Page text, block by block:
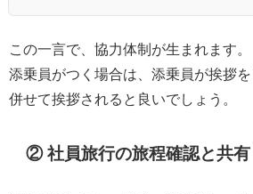
この一言で、協力体制が生まれます。
添乗員がつく場合は、添乗員が挨拶
併せて挨拶されると良いでしょう。
② 社員旅行の旅程確認と共有